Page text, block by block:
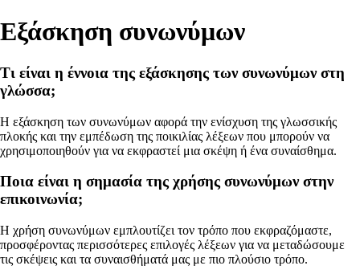
Εξάσκηση συνωνύμων
Τι είναι η έννοια της εξάσκησης των συνωνύμων στη
γλώσσα;
Η εξάσκηση των συνωνύμων αφορά την ενίσχυση της γλωσσικής
πλοκής και την εμπέδωση της ποικιλίας λέξεων που μπορούν να
χρησιμοποιηθούν για να εκφραστεί μια σκέψη ή ένα συναίσθημα.
Ποια είναι η σημασία της χρήσης συνωνύμων στην
επικοινωνία;
Η χρήση συνωνύμων εμπλουτίζει τον τρόπο που εκφραζόμαστε,
προσφέροντας περισσότερες επιλογές λέξεων για να μεταδώσουμε
τις σκέψεις και τα συναισθήματά μας με πιο πλούσιο τρόπο.